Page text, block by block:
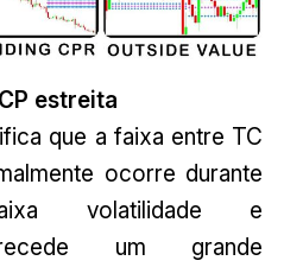
estreita
que a faixa entre TC
ocorre durante
volatilidade e
um grande